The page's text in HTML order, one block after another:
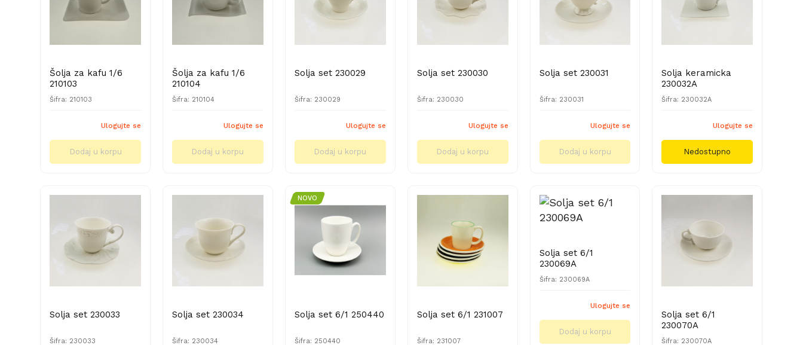
Šolja za kafu 1/6
210103
Šifra: 210103
Ulogujte se
Dodaj u korpu
Šolja za kafu 1/6
210104
Šifra: 210104
Ulogujte se
Dodaj u korpu
Solja set 230029
Šifra: 230029
Ulogujte se
Dodaj u korpu
Solja set 230030
Šifra: 230030
Ulogujte se
Dodaj u korpu
Solja set 230031
Šifra: 230031
Ulogujte se
Dodaj u korpu
Solja keramicka
230032A
Šifra: 230032A
Ulogujte se
Nedostupno
Solja set 230033
Šifra: 230033
Solja set 230034
Šifra: 230034
NOVO
Solja set 6/1 250440
Šifra: 250440
Solja set 6/1 231007
Šifra: 231007
Solja set 6/1
230069A
Šifra: 230069A
Ulogujte se
Dodaj u korpu
Solja set 6/1
230070A
Šifra: 230070A